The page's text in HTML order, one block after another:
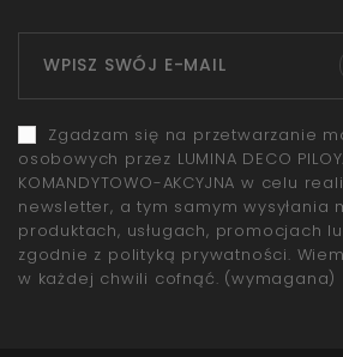
Zgadzam się na przetwarzanie
osobowych przez LUMINA DECO
KOMANDYTOWO-AKCYJNA w celu
newsletter, a tym samym wysyłania
produktach, usługach, promocjach
zgodnie z polityką prywatności.
w każdej chwili cofnąć. (wymagana)